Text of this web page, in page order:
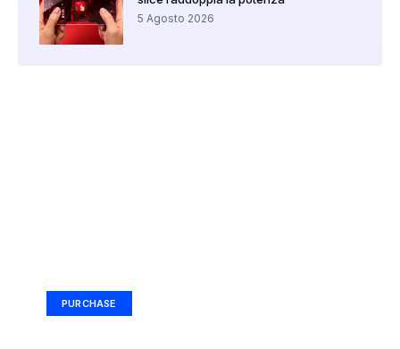
5 Agosto 2026
PURCHASE